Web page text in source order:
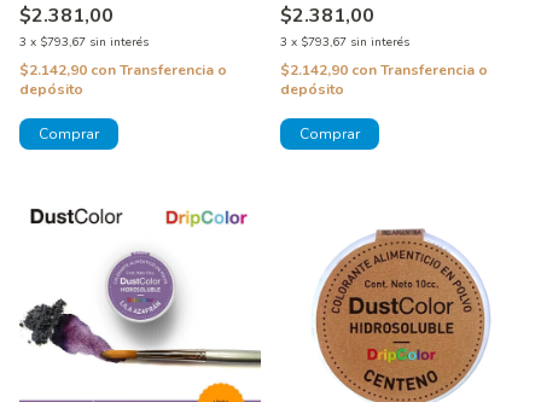
$2.381,00
3 x $793,67 sin interés
$2.142,90 conTransferencia o
depósito
$2.381,00
3 x $793,67 sin interés
$2.142,90 conTransferencia o
depósito